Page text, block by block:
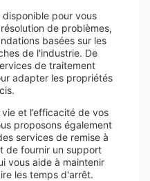
pour vous
de problèmes,
basées sur les
de l'industrie. De
de traitement
adapter les propriétés
et l’efficacité de vos
proposons également
services de remise à
de fournir un support
vous aide à maintenir
les temps d'arrêt.